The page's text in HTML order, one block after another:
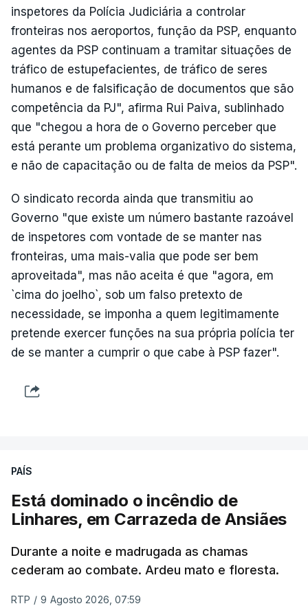
inspetores da Polícia Judiciária a controlar
fronteiras nos aeroportos, função da PSP, enquanto
agentes da PSP continuam a tramitar situações de
tráfico de estupefacientes, de tráfico de seres
humanos e de falsificação de documentos que são
competência da PJ", afirma Rui Paiva, sublinhado
que "chegou a hora de o Governo perceber que
está perante um problema organizativo do sistema,
e não de capacitação ou de falta de meios da PSP".
O sindicato recorda ainda que transmitiu ao
Governo "que existe um número bastante razoável
de inspetores com vontade de se manter nas
fronteiras, uma mais-valia que pode ser bem
aproveitada", mas não aceita é que "agora, em
`cima do joelho`, sob um falso pretexto de
necessidade, se imponha a quem legitimamente
pretende exercer funções na sua própria polícia ter
de se manter a cumprir o que cabe à PSP fazer".
PAÍS
Está dominado o incêndio de
Linhares, em Carrazeda de Ansiães
Durante a noite e madrugada as chamas
cederam ao combate. Ardeu mato e floresta.
RTP / 9 Agosto 2026, 07:59